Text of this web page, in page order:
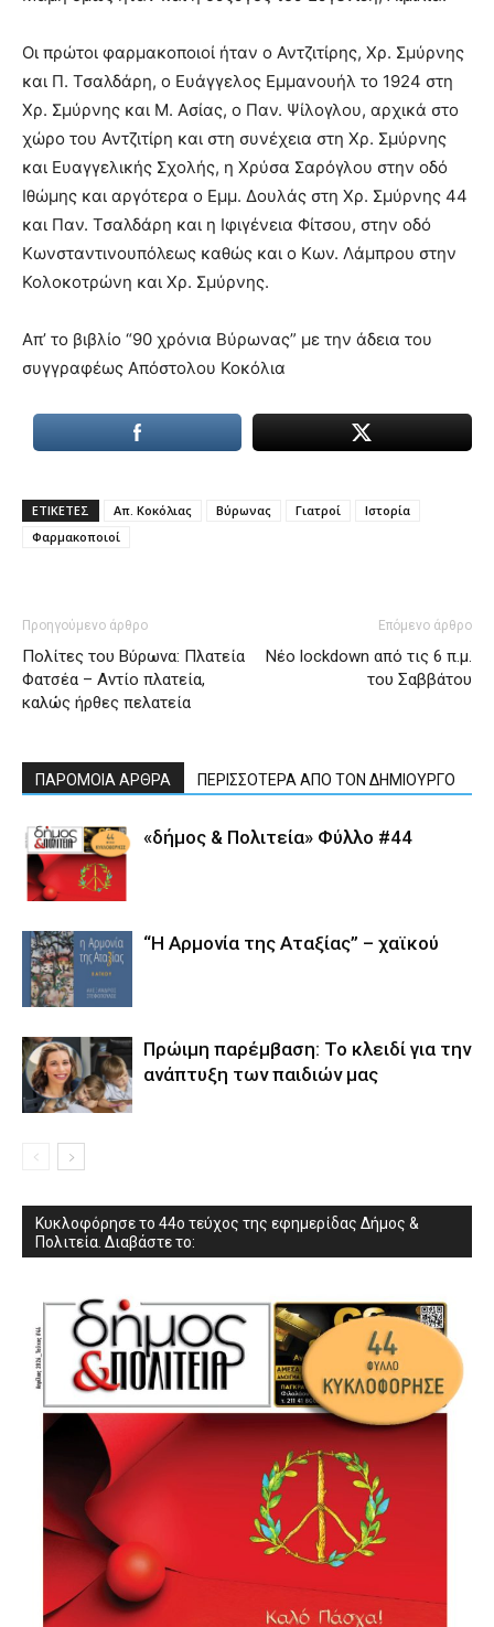
Οι πρώτοι φαρμακοποιοί ήταν ο Αντζιτίρης, Χρ. Σμύρνης
και Π. Τσαλδάρη, ο Ευάγγελος Εμμανουήλ το 1924 στη
Χρ. Σμύρνης και Μ. Ασίας, ο Παν. Ψίλογλου, αρχικά στο
χώρο του Αντζιτίρη και στη συνέχεια στη Χρ. Σμύρνης
και Ευαγγελικής Σχολής, η Χρύσα Σαρόγλου στην οδό
Ιθώμης και αργότερα ο Εμμ. Δουλάς στη Χρ. Σμύρνης 44
και Παν. Τσαλδάρη και η Ιφιγένεια Φίτσου, στην οδό
Κωνσταντινουπόλεως καθώς και ο Κων. Λάμπρου στην
Κολοκοτρώνη και Χρ. Σμύρνης.
Απ’ το βιβλίο “90 χρόνια Βύρωνας” με την άδεια του
συγγραφέως Απόστολου Κοκόλια
ΕΤΙΚΕΤΕΣ Απ. Κοκόλιας Βύρωνας Γιατροί
Ιστορία
Φαρμακοποιοί
Προηγούμενο άρθρο
Πολίτες του Βύρωνα: Πλατεία
Φατσέα – Αντίο πλατεία,
καλώς ήρθες πελατεία
Επόμενο άρθρο
Νέο lockdown από τις 6 π.μ.
του Σαββάτου
ΠΑΡΟΜΟΙΑ ΑΡΘΡΑ ΠΕΡΙΣΣΟΤΕΡΑ ΑΠΟ ΤΟΝ ΔΗΜΙΟΥΡΓΟ
«δήμος & Πολιτεία» Φύλλο #44
“Η Αρμονία της Αταξίας” – χαϊκού
Πρώιμη παρέμβαση: Το κλειδί για την
ανάπτυξη των παιδιών µας
Κυκλοφόρησε το 44ο τεύχος της εφημερίδας Δήμος &
Πολιτεία. Διαβάστε το: